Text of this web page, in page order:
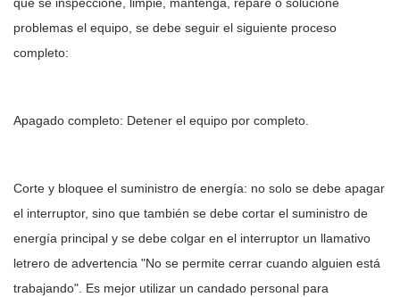
problemas el equipo, se debe seguir el siguiente proceso
completo:
Apagado completo: Detener el equipo por completo.
Corte y bloquee el suministro de energía: no solo se debe apagar
el interruptor, sino que también se debe cortar el suministro de
energía principal y se debe colgar en el interruptor un llamativo
letrero de advertencia "No se permite cerrar cuando alguien está
trabajando". Es mejor utilizar un candado personal para